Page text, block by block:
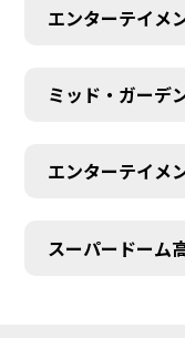
エンターテイメ
ミッド・ガーデ
エンターテイメ
スーパードーム